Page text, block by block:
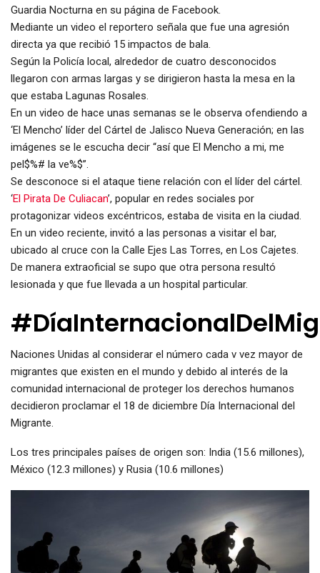
Guardia Nocturna en su página de Facebook.
Mediante un video el reportero señala que fue una agresión
directa ya que recibió 15 impactos de bala.
Según la Policía local, alrededor de cuatro desconocidos
llegaron con armas largas y se dirigieron hasta la mesa en la
que estaba Lagunas Rosales.
En un video de hace unas semanas se le observa ofendiendo a
‘El Mencho’ líder del Cártel de Jalisco Nueva Generación; en las
imágenes se le escucha decir “así que El Mencho a mi, me
pel$%# la ve%$”.
Se desconoce si el ataque tiene relación con el líder del cártel.
‘El Pirata De Culiacan’, popular en redes sociales por
protagonizar videos excéntricos, estaba de visita en la ciudad.
En un video reciente, invitó a las personas a visitar el bar,
ubicado al cruce con la Calle Ejes Las Torres, en Los Cajetes.
De manera extraoficial se supo que otra persona resultó
lesionada y que fue llevada a un hospital particular.
Naciones Unidas al considerar el número cada v vez mayor de
migrantes que existen en el mundo y debido al interés de la
comunidad internacional de proteger los derechos humanos
decidieron proclamar el 18 de diciembre Día Internacional del
Migrante.
Los tres principales países de origen son: India (15.6 millones),
México (12.3 millones) y Rusia (10.6 millones)